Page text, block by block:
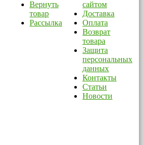
Вернуть
товар
Рассылка
сайтом
Доставка
Оплата
Возврат
товара
Защита
персональных
данных
Контакты
Статьи
Новости